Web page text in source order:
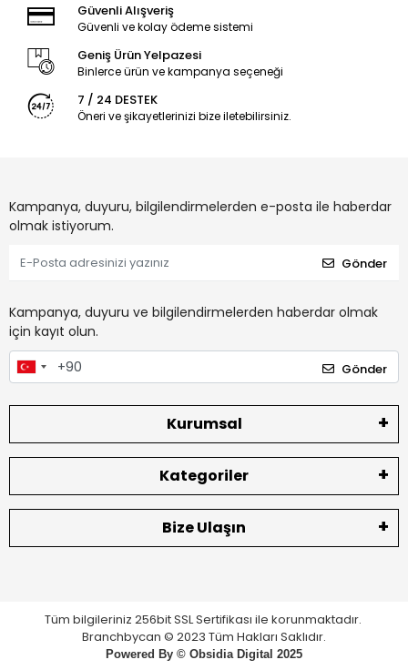
Güvenli Alışveriş
Güvenli ve kolay ödeme sistemi
Geniş Ürün Yelpazesi
Binlerce ürün ve kampanya seçeneği
7 / 24 DESTEK
Öneri ve şikayetlerinizi bize iletebilirsiniz.
Kampanya, duyuru, bilgilendirmelerden e-posta ile haberdar
olmak istiyorum.
Gönder
Kampanya, duyuru ve bilgilendirmelerden haberdar olmak
için kayıt olun.
Gönder
Kurumsal
Kategoriler
Bize Ulaşın
Tüm bilgileriniz 256bit SSL Sertifikası ile korunmaktadır.
Branchbycan © 2023 Tüm Hakları Saklıdır.
Powered By © Obsidia Digital 2025